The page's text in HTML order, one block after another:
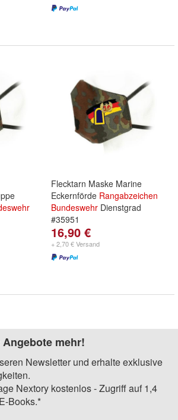
Flecktarn Maske Marine
Eckernförde Rangabzeichen
Bundeswehr Dienstgrad
#35951
16,90 €
+ 2,70 € Versand
mehr!
Newsletter und erhalte exklusive
Nextory kostenlos - Zugriff auf 1,4
Books.*